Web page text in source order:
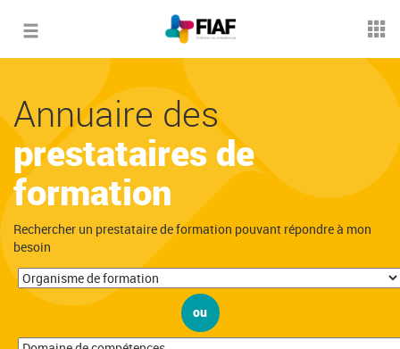
Toggle
Annuaire des
prestataires de
formation
Rechercher un prestataire de formation pouvant répondre à mon
besoin
ou